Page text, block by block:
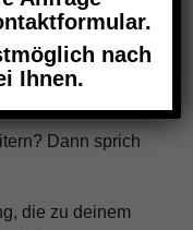
oder möchtest
Dann sprich
die zu deinem
nach
Ihnen.